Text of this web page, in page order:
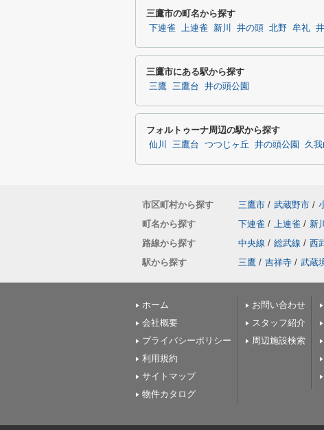
三鷹市の町名から探す
下連雀 上連雀 新川 井の頭 北野 牟礼
三鷹市にある駅から探す
三鷹 三鷹台 井の頭公園
フォルトゥーナ周辺の駅から探す
仙川 三鷹台 つつじヶ丘 井の頭公園 久我
市区町村から探す 三鷹市 / 武蔵野市 /
町名から探す
下連雀 / 上連雀 / 新川
路線から探す
中央線 / 総武線 / 西
駅から探す
三鷹 / 吉祥寺 / 武蔵
ホーム
会社概要
プライバシーポリシー
利用規約
サイトマップ
物件カタログ
お問い合わせ
スタッフ紹介
周辺施設検索